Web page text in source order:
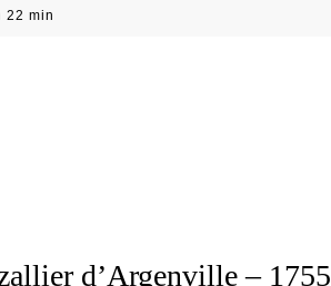
22 min
d’Argenville – 1755